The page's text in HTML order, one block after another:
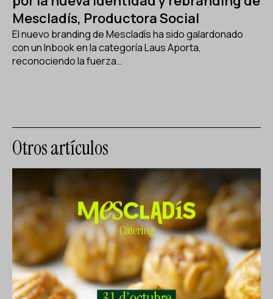
Mescladís, Productora Social
El nuevo branding de Mescladís ha sido galardonado
con un Inbook en la categoría Laus Aporta,
reconociendo la fuerza…
Otros artículos